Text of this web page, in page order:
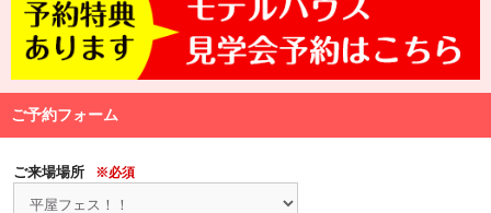
ご予約フォーム
ご来場場所 ※必須